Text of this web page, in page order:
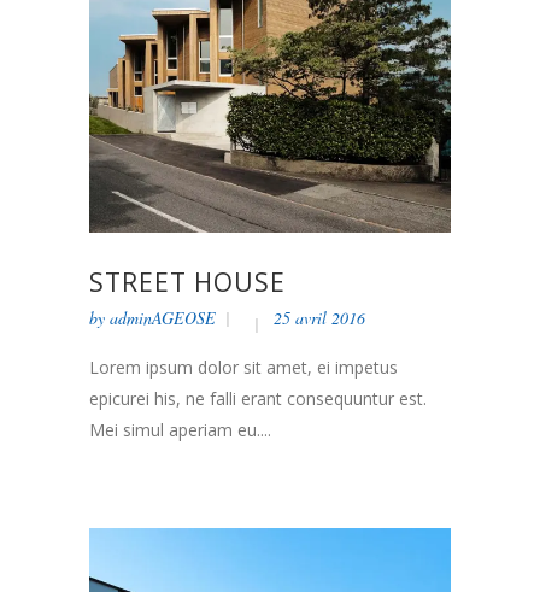
STREET HOUSE
by adminAGEOSE 25 avril 2016
Lorem ipsum dolor sit amet, ei impetus
epicurei his, ne falli erant consequuntur est.
Mei simul aperiam eu....